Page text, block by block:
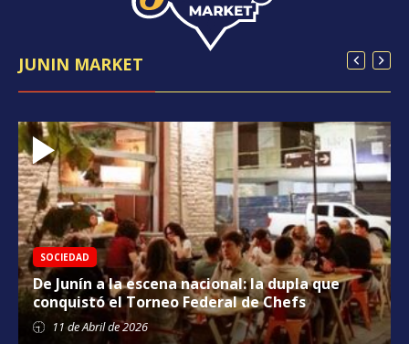
JUNIN MARKET
SOCIEDAD
De Junín a la escena nacional: la dupla que
conquistó el Torneo Federal de Chefs
11 deAbrilde 2026